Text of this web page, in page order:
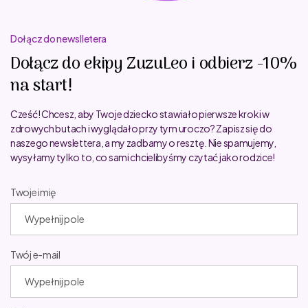
Dołącz do newslletera
Dołącz do ekipy ZuzuLeo i odbierz -10%
na start!
Cześć! Chcesz, aby Twoje dziecko stawiało pierwsze kroki w
zdrowych butach i wyglądało przy tym uroczo? Zapisz się do
naszego newslettera, a my zadbamy o resztę. Nie spamujemy,
wysyłamy tylko to, co sami chcielibyśmy czytać jako rodzice!
Twoje imię
Twój e-mail